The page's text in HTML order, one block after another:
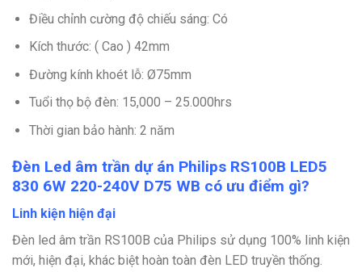
Điều chỉnh cường độ chiếu sáng: Có
Kích thước: ( Cao ) 42mm
Đường kính khoét lỗ: Ø75mm
Tuổi thọ bộ đèn: 15,000 – 25.000hrs
Thời gian bảo hành: 2 năm
Đèn Led âm trần dự án Philips RS100B LED5
830 6W 220-240V D75 WB có ưu điểm gì?
Linh kiện hiện đại
Đèn led âm trần RS100B của Philips sử dụng 100% linh kiện
mới, hiện đại, khác biệt hoàn toàn đèn LED truyền thống.